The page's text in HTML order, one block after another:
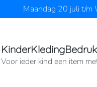
Maandag 20 juli t/m
Voor ieder kind een item